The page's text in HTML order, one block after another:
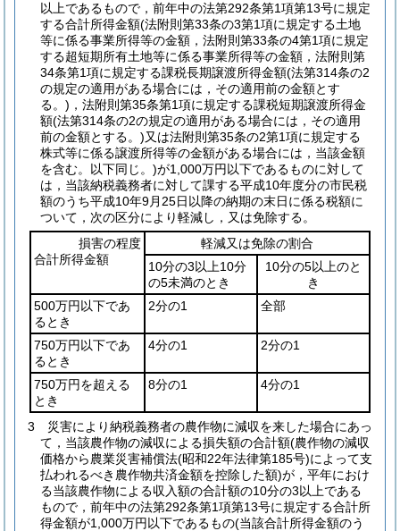
以上であるもので，前年中の法第292条第1項第13号に規定
する合計所得金額(法附則第33条の3第1項に規定する土地
等に係る事業所得等の金額，法附則第33条の4第1項に規定
する超短期所有土地等に係る事業所得等の金額，法附則第
34条第1項に規定する課税長期譲渡所得金額(法第314条の2
の規定の適用がある場合には，その適用前の金額とす
る。) ，法附則第35条第1項に規定する課税短期譲渡所得金
額(法第314条の2の規定の適用がある場合には，その適用
前の金額とする。)又は法附則第35条の2第1項に規定する
株式等に係る譲渡所得等の金額がある場合には，当該金額
を含む。以下同じ。)が1,000万円以下であるものに対して
は，当該納税義務者に対して課する平成10年度分の市民税
額のうち平成10年9月25日以降の納期の末日に係る税額に
ついて，次の区分により軽減し，又は免除する。
損害の程度
合計所得金額
軽減又は免除の割合
10分の3以上10分
の5未満のとき
10分の5以上のと
き
500万円以下であ
るとき
2分の1 全部
750万円以下であ
るとき
4分の1 2分の1
750万円を超える
とき
8分の1 4分の1
3
災害により納税義務者の農作物に減収を来した場合にあっ
て，当該農作物の減収による損失額の合計額(農作物の減収
価格から農業災害補償法(昭和22年法律第185号)によって支
払われるべき農作物共済金額を控除した額)が，平年におけ
る当該農作物による収入額の合計額の10分の3以上である
もので，前年中の法第292条第1項第13号に規定する合計所
得金額が1,000万円以下であるもの(当該合計所得金額のう